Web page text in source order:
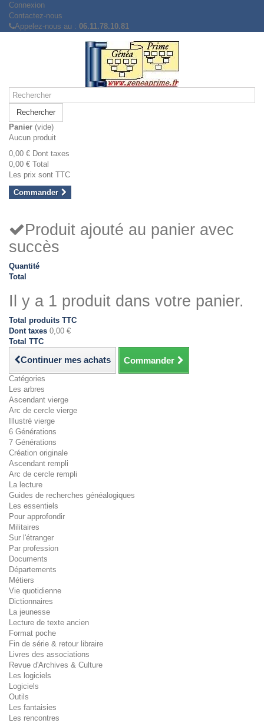
Connexion
Contactez-nous
Appelez-nous au : 06.11.78.10.81
Rechercher
Panier (vide)
Aucun produit
0,00 € Dont taxes
0,00 € Total
Les prix sont TTC
Commander
Produit ajouté au panier avec
succès
Quantité
Total
Il y a 1 produit dans votre panier.
Total produits TTC
Dont taxes 0,00 €
Total TTC
Continuer mes achats Commander
Catégories
Les arbres
Ascendant vierge
Arc de cercle vierge
Illustré vierge
6 Générations
7 Générations
Création originale
Ascendant rempli
Arc de cercle rempli
La lecture
Guides de recherches généalogiques
Les essentiels
Pour approfondir
Militaires
Sur l'étranger
Par profession
Documents
Départements
Métiers
Vie quotidienne
Dictionnaires
La jeunesse
Lecture de texte ancien
Format poche
Fin de série & retour libraire
Livres des associations
Revue d'Archives & Culture
Les logiciels
Logiciels
Outils
Les fantaisies
Les rencontres